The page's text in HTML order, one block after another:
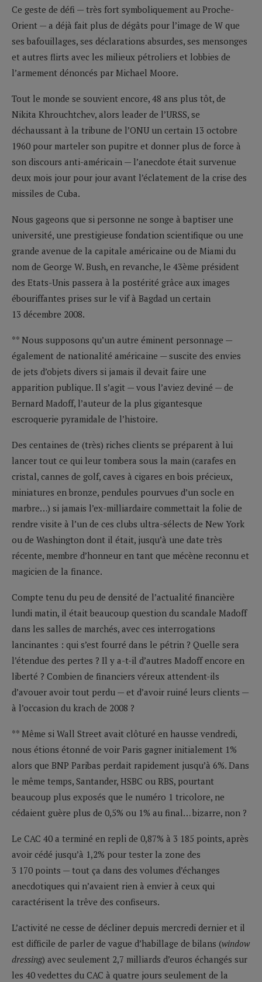
Ce geste de défi — très fort symboliquement au Proche-
Orient — a déjà fait plus de dégâts pour l’image de W que
ses bafouillages, ses déclarations absurdes, ses mensonges
et autres flirts avec les milieux pétroliers et lobbies de
l’armement dénoncés par Michael Moore.
Tout le monde se souvient encore, 48 ans plus tôt, de
Nikita Khrouchtchev, alors leader de l’URSS, se
déchaussant à la tribune de l’ONU un certain 13 octobre
1960 pour marteler son pupitre et donner plus de force à
son discours anti-américain — l’anecdote était survenue
deux mois jour pour jour avant l’éclatement de la crise des
missiles de Cuba.
Nous gageons que si personne ne songe à baptiser une
université, une prestigieuse fondation scientifique ou une
grande avenue de la capitale américaine ou de Miami du
nom de George W. Bush, en revanche, le 43ème président
des Etats-Unis passera à la postérité grâce aux images
ébouriffantes prises sur le vif à Bagdad un certain
13 décembre 2008.
** Nous supposons qu’un autre éminent personnage —
également de nationalité américaine — suscite des envies
de jets d’objets divers si jamais il devait faire une
apparition publique. Il s’agit — vous l’aviez deviné — de
Bernard Madoff, l’auteur de la plus gigantesque
escroquerie pyramidale de l’histoire.
Des centaines de (très) riches clients se préparent à lui
lancer tout ce qui leur tombera sous la main (carafes en
cristal, cannes de golf, caves à cigares en bois précieux,
miniatures en bronze, pendules pourvues d’un socle en
marbre…) si jamais l’ex-milliardaire commettait la folie de
rendre visite à l’un de ces clubs ultra-sélects de New York
ou de Washington dont il était, jusqu’à une date très
récente, membre d’honneur en tant que mécène reconnu et
magicien de la finance.
Compte tenu du peu de densité de l’actualité financière
lundi matin, il était beaucoup question du scandale Madoff
dans les salles de marchés, avec ces interrogations
lancinantes : qui s’est fourré dans le pétrin ? Quelle sera
l’étendue des pertes ? Il y a-t-il d’autres Madoff encore en
liberté ? Combien de financiers véreux attendent-ils
d’avouer avoir tout perdu — et d’avoir ruiné leurs clients —
à l’occasion du krach de 2008 ?
** Même si Wall Street avait clôturé en hausse vendredi,
nous étions étonné de voir Paris gagner initialement 1%
alors que BNP Paribas perdait rapidement jusqu’à 6%. Dans
le même temps, Santander, HSBC ou RBS, pourtant
beaucoup plus exposés que le numéro 1 tricolore, ne
cédaient guère plus de 0,5% ou 1% au final… bizarre, non ?
Le CAC 40 a terminé en repli de 0,87% à 3 185 points, après
avoir cédé jusqu’à 1,2% pour tester la zone des
3 170 points — tout ça dans des volumes d’échanges
anecdotiques qui n’avaient rien à envier à ceux qui
caractérisent la trêve des confiseurs.
L’activité ne cesse de décliner depuis mercredi dernier et il
est difficile de parler de vague d’habillage de bilans (window
dressing) avec seulement 2,7 milliards d’euros échangés sur
les 40 vedettes du CAC à quatre jours seulement de la